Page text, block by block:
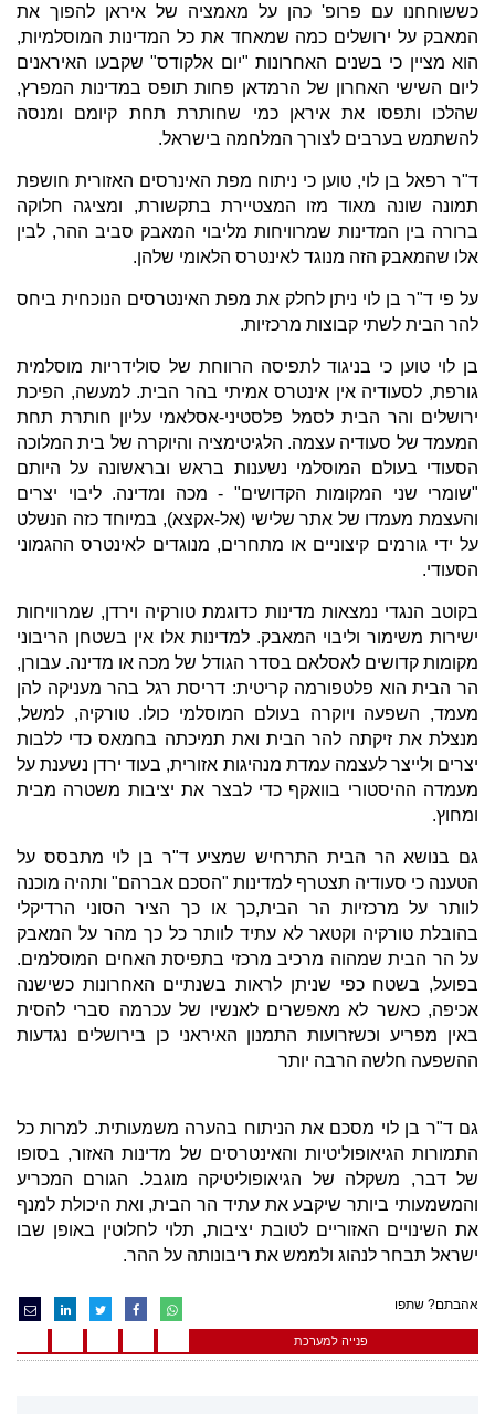
כששוחחנו עם פרופ' כהן על מאמציה של איראן להפוך את
המאבק על ירושלים כמה שמאחד את כל המדינות המוסלמיות,
הוא מציין כי בשנים האחרונות "יום אלקודס" שקבעו האיראנים
ליום השישי האחרון של הרמדאן פחות תופס במדינות המפרץ,
שהלכו ותפסו את איראן כמי שחותרת תחת קיומם ומנסה
להשתמש בערבים לצורך המלחמה בישראל.
ד"ר רפאל בן לוי, טוען כי ניתוח מפת האינרסים האזורית חושפת
תמונה שונה מאוד מזו המצטיירת בתקשורת, ומציגה חלוקה
ברורה בין המדינות שמרוויחות מליבוי המאבק סביב ההר, לבין
אלו שהמאבק הזה מנוגד לאינטרס הלאומי שלהן.
על פי ד"ר בן לוי ניתן לחלק את מפת האינטרסים הנוכחית ביחס
להר הבית לשתי קבוצות מרכזיות.
בן לוי טוען כי בניגוד לתפיסה הרווחת של סולידריות מוסלמית
גורפת, לסעודיה אין אינטרס אמיתי בהר הבית. למעשה, הפיכת
ירושלים והר הבית לסמל פלסטיני-אסלאמי עליון חותרת תחת
המעמד של סעודיה עצמה. הלגיטימציה והיוקרה של בית המלוכה
הסעודי בעולם המוסלמי נשענות בראש ובראשונה על היותם
"שומרי שני המקומות הקדושים" - מכה ומדינה. ליבוי יצרים
והעצמת מעמדו של אתר שלישי (אל-אקצא), במיוחד כזה הנשלט
על ידי גורמים קיצוניים או מתחרים, מנוגדים לאינטרס ההגמוני
הסעודי.
בקוטב הנגדי נמצאות מדינות כדוגמת טורקיה וירדן, שמרוויחות
ישירות משימור וליבוי המאבק. למדינות אלו אין בשטחן הריבוני
מקומות קדושים לאסלאם בסדר הגודל של מכה או מדינה. עבורן,
הר הבית הוא פלטפורמה קריטית: דריסת רגל בהר מעניקה להן
מעמד, השפעה ויוקרה בעולם המוסלמי כולו. טורקיה, למשל,
מנצלת את זיקתה להר הבית ואת תמיכתה בחמאס כדי ללבות
יצרים ולייצר לעצמה עמדת מנהיגות אזורית, בעוד ירדן נשענת על
מעמדה ההיסטורי בוואקף כדי לבצר את יציבות משטרה מבית
ומחוץ.
גם בנושא הר הבית התרחיש שמציע ד"ר בן לוי מתבסס על
הטענה כי סעודיה תצטרף למדינות "הסכם אברהם" ותהיה מוכנה
לוותר על מרכזיות הר הבית,כך או כך הציר הסוני הרדיקלי
בהובלת טורקיה וקטאר לא עתיד לוותר כל כך מהר על המאבק
על הר הבית שמהוה מרכיב מרכזי בתפיסת האחים המוסלמים.
בפועל, בשטח כפי שניתן לראות בשנתיים האחרונות כשישנה
אכיפה, כאשר לא מאפשרים לאנשיו של עכרמה סברי להסית
באין מפריע וכשזרועות התמנון האיראני כן בירושלים נגדעות
ההשפעה חלשה הרבה יותר
גם ד"ר בן לוי מסכם את הניתוח בהערה משמעותית. למרות כל
התמורות הגיאופוליטיות והאינטרסים של מדינות האזור, בסופו
של דבר, משקלה של הגיאופוליטיקה מוגבל. הגורם המכריע
והמשמעותי ביותר שיקבע את עתיד הר הבית, ואת היכולת למנף
את השינויים האזוריים לטובת יציבות, תלוי לחלוטין באופן שבו
ישראל תבחר לנהוג ולממש את ריבונותה על ההר.
אהבתם? שתפו
פנייה למערכת